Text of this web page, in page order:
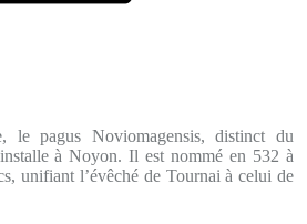
pagus Noviomagensis, distinct du
à Noyon. Il est nommé en 532 à
unifiant l’évêché de Tournai à celui de